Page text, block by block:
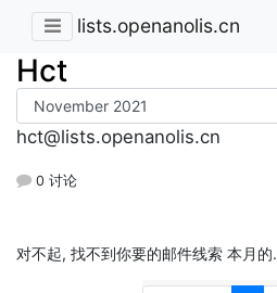
lists.openanolis.cn
Hct
hct@lists.openanolis.cn
0 讨论
对不起, 找不到你要的邮件线索 本月的.